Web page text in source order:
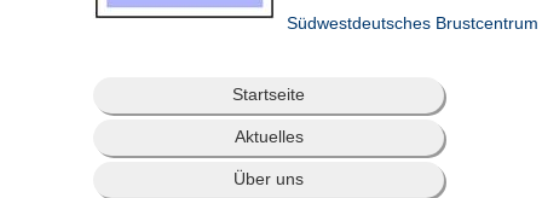
Südwestdeutsches Brustcentrum
Startseite
Aktuelles
Über uns